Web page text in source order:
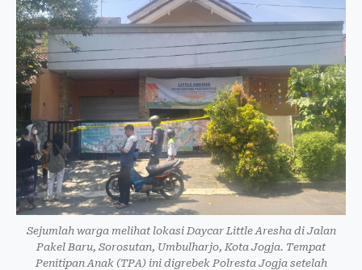
Sejumlah warga melihat lokasi Daycar Little Aresha di Jalan
Pakel Baru, Sorosutan, Umbulharjo, Kota Jogja. Tempat
Penitipan Anak (TPA) ini digrebek Polresta Jogja setelah